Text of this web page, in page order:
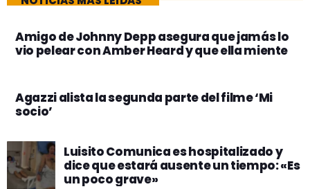
Amigo de Johnny Depp asegura que jamás lo
vio pelear con Amber Heard y que ella miente
Agazzi alista la segunda parte del filme ‘Mi
socio’
Luisito Comunica es hospitalizado y
dice que estará ausente un tiempo: «Es
un poco grave»